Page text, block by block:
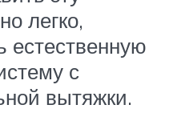
легко,
естественную
с
вытяжки.